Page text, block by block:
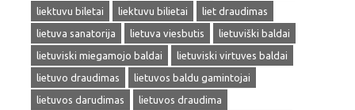
liektuvu biletai
liektuvu bilietai
liet draudimas
lietuva sanatorija
lietuva viesbutis
lietuviški baldai
lietuviski miegamojo baldai
lietuviski virtuves baldai
lietuvo draudimas
lietuvos baldu gamintojai
lietuvos darudimas
lietuvos draudima